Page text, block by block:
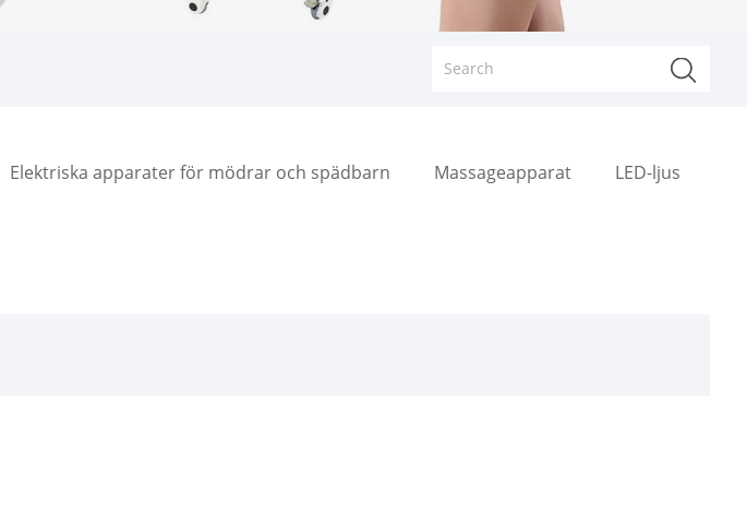
Elektriska apparater för mödrar och spädbarn Massageapparat LED-ljus